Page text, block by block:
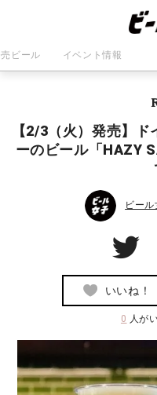
ビール イベント情報
【2/3（火）発売】
ーのビール「HAZY
ビー
いいね！
0 人が